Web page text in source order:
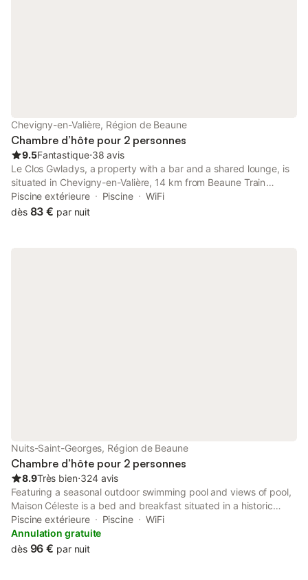
Chevigny-en-Valière, Région de Beaune
Chambre d’hôte pour 2 personnes
9.5Fantastique⋅38 avis
Le Clos Gwladys, a property with a bar and a shared lounge, is
situated in Chevigny-en-Valière, 14 km from Beaune Train
Station, 15 km from Hospices Civils de Beaune, as well as 15 km
from Beaune Exhibition Centre.
Piscine extérieure Piscine
WiFi
dès 83 € par nuit
Nuits-Saint-Georges, Région de Beaune
Chambre d’hôte pour 2 personnes
8.9Très bien⋅324 avis
Featuring a seasonal outdoor swimming pool and views of pool,
Maison Céleste is a bed and breakfast situated in a historic
building in Nuits-Saint-Georges, 20 km from Chenove Centre
Tramway Station.
Piscine extérieure Piscine
WiFi
Annulation gratuite
dès 96 € par nuit